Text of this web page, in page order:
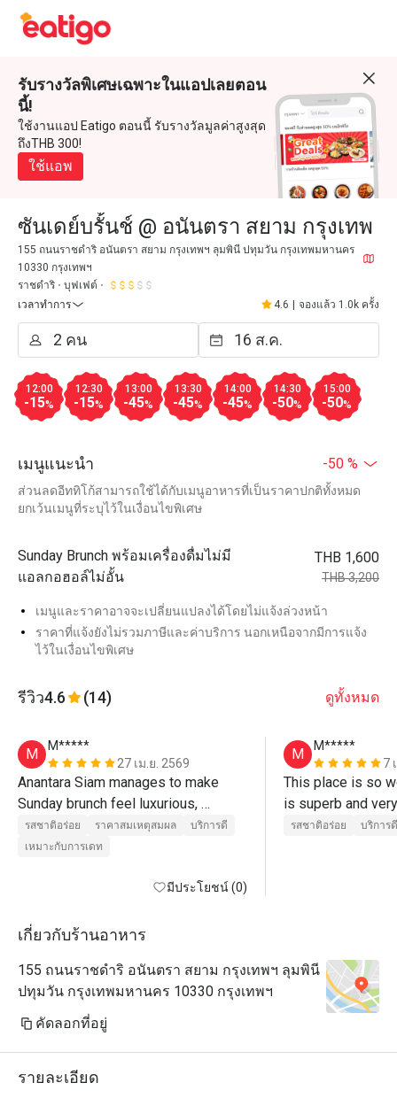
รับรางวัลพิเศษเฉพาะในแอปเลยตอน
นี้!
ใช้งานแอป Eatigo ตอนนี้ รับรางวัลมูลค่าสูงสุด
ถึงTHB 300!
ใช้แอพ
ซันเดย์บรั้นช์ @ อนันตรา สยาม กรุงเทพ
155 ถนนราชดำริ อนันตรา สยาม กรุงเทพฯ ลุมพินี ปทุมวัน กรุงเทพมหานคร
10330 กรุงเทพฯ
ราชดำริ
บุฟเฟต์
เวลาทำการ
4.6 จองแล้ว 1.0k ครั้ง
12:00
-15%
12:30
-15%
13:00
-45%
13:30
-45%
14:00
-45%
14:30
-50%
15:00
-50%
เมนูแนะนำ -50 %
ส่วนลดอีททิโก้สามารถใช้ได้กับเมนูอาหารที่เป็นราคาปกติทั้งหมด
ยกเว้นเมนูที่ระบุไว้ในเงื่อนไขพิเศษ
Sunday Brunch พร้อมเครื่องดื่มไม่มี
แอลกอฮอล์ไม่อั้น
THB 1,600
THB 3,200
เมนูและราคาอาจจะเปลี่ยนแปลงได้โดยไม่แจ้งล่วงหน้า
ราคาที่แจ้งยังไม่รวมภาษีและค่าบริการ นอกเหนือจากมีการแจ้ง
ไว้ในเงื่อนไขพิเศษ
รีวิว4.6 (14) ดูทั้งหมด
M
M*****
27 เม.ย. 2569
Anantara Siam manages to make
Sunday brunch feel luxurious,
generous, and wonderfully
welcoming at the same time. A true
must if you are in the city. Five stars
รสชาติอร่อย ราคาสมเหตุสมผล
บริการดี
เหมาะกับการเดท
มีประโยชน์ (0)
M
M*****
7
This place is so
is superb and
professional
รสชาติอร่อย บริการดี
เกี่ยวกับร้านอาหาร
155 ถนนราชดำริ อนันตรา สยาม กรุงเทพฯ ลุมพินี
ปทุมวัน กรุงเทพมหานคร 10330 กรุงเทพฯ
คัดลอกที่อยู่
รายละเอียด